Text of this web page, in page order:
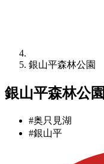
銀山平森林公園
銀山平森林公園
#奥只見湖
#銀山平